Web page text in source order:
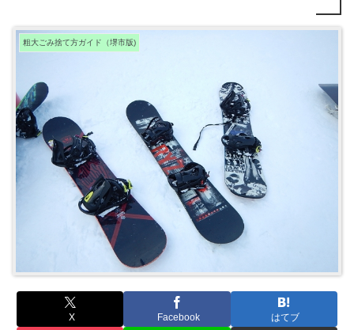
粗大ごみ捨て方ガイド（堺市版)
X Facebook はてブ